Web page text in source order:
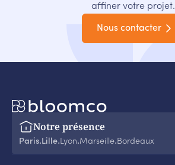
affiner votre projet.
Nous contacter
Notre présence
Paris‧Lille‧Lyon‧Marseille‧Bordeaux